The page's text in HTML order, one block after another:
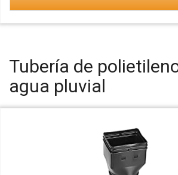
Tubería de
agua pluvial